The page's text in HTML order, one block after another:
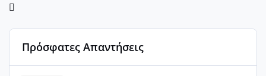
Πρόσφατες Απαντήσεις